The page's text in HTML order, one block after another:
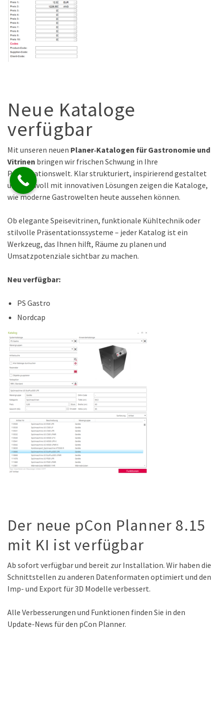
Neue Kataloge
verfügbar
Mit unseren neuen Planer‑Katalogen für Gastronomie und
Vitrinen bringen wir frischen Schwung in Ihre
Präsentationswelt. Klar strukturiert, inspirierend gestaltet
und randvoll mit innovativen Lösungen zeigen die Kataloge,
wie moderne Gastrowelten heute aussehen können.
Ob elegante Speisevitrinen, funktionale Kühltechnik oder
stilvolle Präsentationssysteme – jeder Katalog ist ein
Werkzeug, das Ihnen hilft, Räume zu planen und
Umsatzpotenziale sichtbar zu machen.
Neu verfügbar:
PS Gastro
Nordcap
Der neue pCon Planner 8.15
mit KI ist verfügbar
Ab sofort verfügbar und bereit zur Installation. Wir haben die
Schnittstellen zu anderen Datenformaten optimiert und den
Imp- und Export für 3D Modelle verbessert.
Alle Verbesserungen und Funktionen finden Sie in den
Update-News für den pCon Planner.